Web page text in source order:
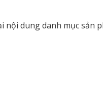
dung danh mục sản